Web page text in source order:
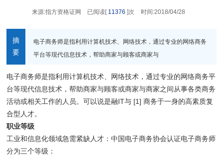
教学培训环境 联系我们 关于我们
收起
来源:指方资格证网 已阅读[ 11376 ]次 时间:2018/04/28
摘
要
电子商务师是指利用计算机技术、网络技术，通过专业的网络商务
平台等现代信息技术，帮助商家与顾客或商家与
电子商务师是指利用计算机技术、网络技术，通过专业的网络商务平
台等现代信息技术，帮助商家与顾客或商家与商家之间从事各类商务
活动或相关工作的人员。可以说是融IT与 [1] 商务于一身的高素质复
合型人才。
职业等级
工业和信息化领域急需紧缺人才：中国电子商务协会认证电子商务师
分为三个等级：